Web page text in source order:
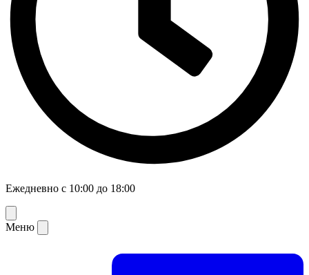
Ежедневно с 10:00 до 18:00
Меню